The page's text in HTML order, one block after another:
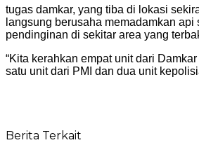
tugas damkar, yang tiba di lokasi
langsung berusaha memadamkan api
pendinginan di sekitar area yang
“Kita kerahkan empat unit dari
satu unit dari PMI dan dua unit
Berita Terkait